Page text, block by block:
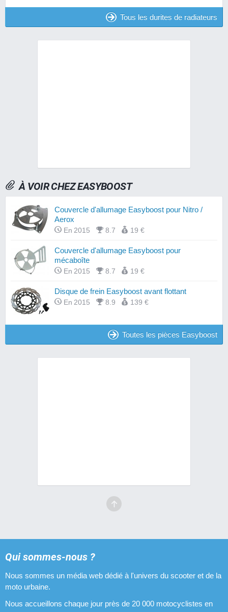
Tous les durites de radiateurs
À VOIR CHEZ EASYBOOST
Couvercle d'allumage Easyboost pour Nitro /
Aerox
En 2015 8.7 19 €
Couvercle d'allumage Easyboost pour
mécaboîte
En 2015 8.7 19 €
Disque de frein Easyboost avant flottant
En 2015 8.9 139 €
Toutes les pièces Easyboost
Qui sommes-nous ?
Nous sommes un média web dédié à l'univers du scooter et de la
moto urbaine.
Nous accueillons chaque jour près de 20 000 motocyclistes en